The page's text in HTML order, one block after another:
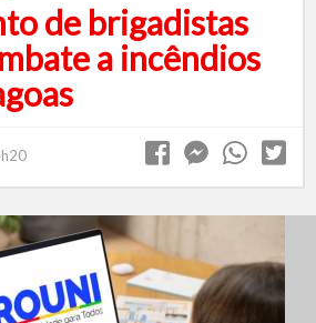
de brigadistas
a incêndios